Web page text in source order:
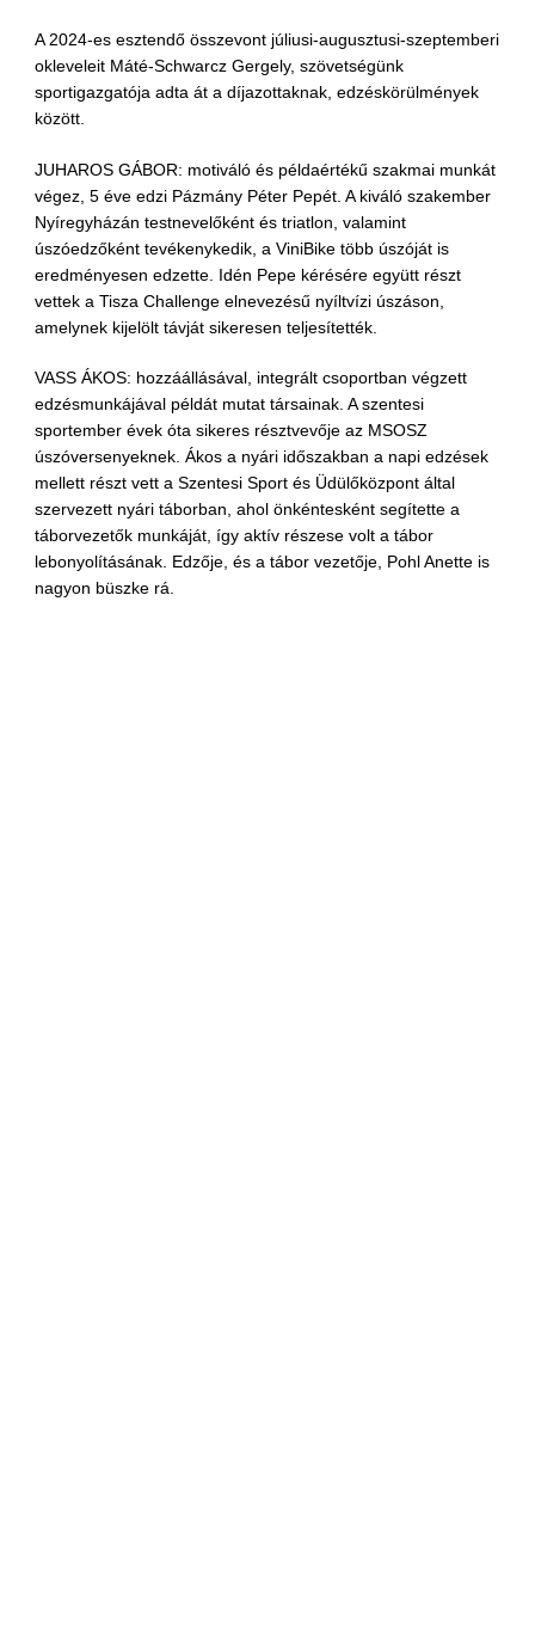
A 2024-es esztendő összevont júliusi-augusztusi-szeptemberi
okleveleit Máté-Schwarcz Gergely, szövetségünk
sportigazgatója adta át a díjazottaknak, edzéskörülmények
között.
JUHAROS GÁBOR: motiváló és példaértékű szakmai munkát
végez, 5 éve edzi Pázmány Péter Pepét. A kiváló szakember
Nyíregyházán testnevelőként és triatlon, valamint
úszóedzőként tevékenykedik, a ViniBike több úszóját is
eredményesen edzette. Idén Pepe kérésére együtt részt
vettek a Tisza Challenge elnevezésű nyíltvízi úszáson,
amelynek kijelölt távját sikeresen teljesítették.
VASS ÁKOS: hozzáállásával, integrált csoportban végzett
edzésmunkájával példát mutat társainak. A szentesi
sportember évek óta sikeres résztvevője az MSOSZ
úszóversenyeknek. Ákos a nyári időszakban a napi edzések
mellett részt vett a Szentesi Sport és Üdülőközpont által
szervezett nyári táborban, ahol önkéntesként segítette a
táborvezetők munkáját, így aktív részese volt a tábor
lebonyolításának. Edzője, és a tábor vezetője, Pohl Anette is
nagyon büszke rá.